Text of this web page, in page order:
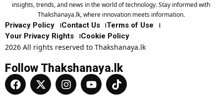
insights, trends, and news in the world of technology. Stay informed with
Thakshanaya.lk, where innovation meets information.
Privacy Policy Contact Us
Terms of Use
Your Privacy Rights
Cookie Policy
2026 All rights reserved to Thakshanaya.lk
Follow Thakshanaya.lk